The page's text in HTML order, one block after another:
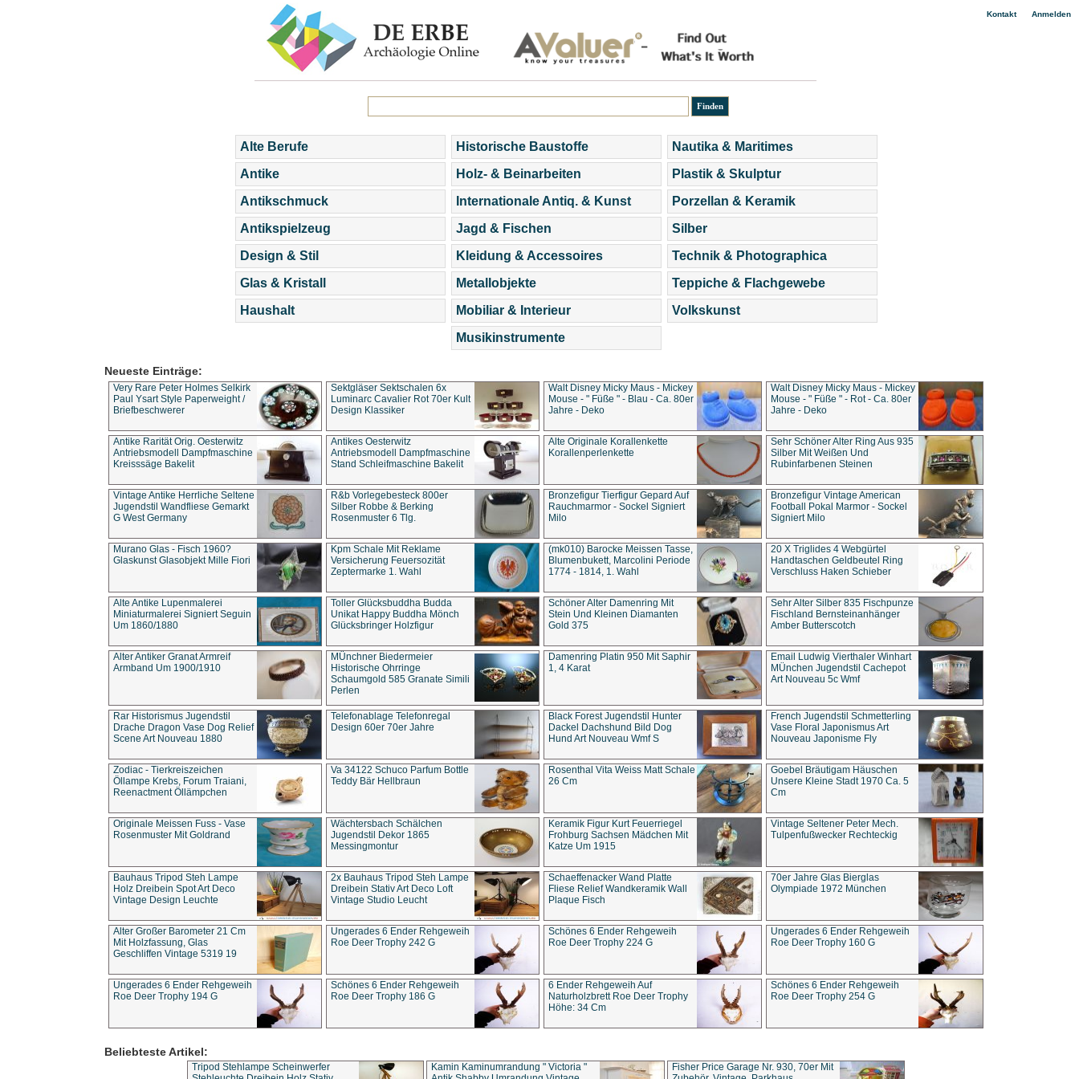
Kontakt| Anmelden
Alte Berufe
Antike
Antikschmuck
Antikspielzeug
Design & Stil
Glas & Kristall
Haushalt
Historische Baustoffe
Holz- & Beinarbeiten
Internationale Antiq. & Kunst
Jagd & Fischen
Kleidung & Accessoires
Metallobjekte
Mobiliar & Interieur
Musikinstrumente
Nautika & Maritimes
Plastik & Skulptur
Porzellan & Keramik
Silber
Technik & Photographica
Teppiche & Flachgewebe
Volkskunst
Neueste Einträge:
Very Rare Peter Holmes Selkirk
Paul Ysart Style Paperweight /
Briefbeschwerer
Sektgläser Sektschalen 6x
Luminarc Cavalier Rot 70er Kult
Design Klassiker
Walt Disney Micky Maus - Mickey
Mouse - " Füße " - Blau - Ca. 80er
Jahre - Deko
Walt Disney Micky Maus - Mickey
Mouse - " Füße " - Rot - Ca. 80er
Jahre - Deko
Antike Rarität Orig. Oesterwitz
Antriebsmodell Dampfmaschine
Kreisssäge Bakelit
Antikes Oesterwitz
Antriebsmodell Dampfmaschine
Stand Schleifmaschine Bakelit
Alte Originale Korallenkette
Korallenperlenkette
Sehr Schöner Alter Ring Aus 935
Silber Mit Weißen Und
Rubinfarbenen Steinen
Vintage Antike Herrliche Seltene
Jugendstil Wandfliese Gemarkt
G West Germany
R&b Vorlegebesteck 800er
Silber Robbe & Berking
Rosenmuster 6 Tlg.
Bronzefigur Tierfigur Gepard Auf
Rauchmarmor - Sockel Signiert
Milo
Bronzefigur Vintage American
Football Pokal Marmor - Sockel
Signiert Milo
Murano Glas - Fisch 1960?
Glaskunst Glasobjekt Mille Fiori
Kpm Schale Mit Reklame
Versicherung Feuersozität
Zeptermarke 1. Wahl
(mk010) Barocke Meissen Tasse,
Blumenbukett, Marcolini Periode
1774 - 1814, 1. Wahl
20 X Triglides 4 Webgürtel
Handtaschen Geldbeutel Ring
Verschluss Haken Schieber
Alte Antike Lupenmalerei
Miniaturmalerei Signiert Seguin
Um 1860/1880
Toller Glücksbuddha Budda
Unikat Happy Buddha Mönch
Glücksbringer Holzfigur
Schöner Alter Damenring Mit
Stein Und Kleinen Diamanten
Gold 375
Sehr Alter Silber 835 Fischpunze
Fischland Bernsteinanhänger
Amber Butterscotch
Alter Antiker Granat Armreif
Armband Um 1900/1910
MÜnchner Biedermeier
Historische Ohrringe
Schaumgold 585 Granate Simili
Perlen
Damenring Platin 950 Mit Saphir
1, 4 Karat
Email Ludwig Vierthaler Winhart
MÜnchen Jugendstil Cachepot
Art Nouveau 5c Wmf
Rar Historismus Jugendstil
Drache Dragon Vase Dog Relief
Scene Art Nouveau 1880
Telefonablage Telefonregal
Design 60er 70er Jahre
Black Forest Jugendstil Hunter
Dackel Dachshund Bild Dog
Hund Art Nouveau Wmf S
French Jugendstil Schmetterling
Vase Floral Japonismus Art
Nouveau Japonisme Fly
Zodiac - Tierkreiszeichen
Öllampe Krebs, Forum Traiani,
Reenactment Öllämpchen
Va 34122 Schuco Parfum Bottle
Teddy Bär Hellbraun
Rosenthal Vita Weiss Matt Schale
26 Cm
Goebel Bräutigam Häuschen
Unsere Kleine Stadt 1970 Ca. 5
Cm
Originale Meissen Fuss - Vase
Rosenmuster Mit Goldrand
Wächtersbach Schälchen
Jugendstil Dekor 1865
Messingmontur
Keramik Figur Kurt Feuerriegel
Frohburg Sachsen Mädchen Mit
Katze Um 1915
Vintage Seltener Peter Mech.
Tulpenfußwecker Rechteckig
Bauhaus Tripod Steh Lampe
Holz Dreibein Spot Art Deco
Vintage Design Leuchte
2x Bauhaus Tripod Steh Lampe
Dreibein Stativ Art Deco Loft
Vintage Studio Leucht
Schaeffenacker Wand Platte
Fliese Relief Wandkeramik Wall
Plaque Fisch
70er Jahre Glas Bierglas
Olympiade 1972 München
Alter Großer Barometer 21 Cm
Mit Holzfassung, Glas
Geschliffen Vintage 5319 19
Ungerades 6 Ender Rehgeweih
Roe Deer Trophy 242 G
Schönes 6 Ender Rehgeweih
Roe Deer Trophy 224 G
Ungerades 6 Ender Rehgeweih
Roe Deer Trophy 160 G
Ungerades 6 Ender Rehgeweih
Roe Deer Trophy 194 G
Schönes 6 Ender Rehgeweih
Roe Deer Trophy 186 G
6 Ender Rehgeweih Auf
Naturholzbrett Roe Deer Trophy
Höhe: 34 Cm
Schönes 6 Ender Rehgeweih
Roe Deer Trophy 254 G
Beliebteste Artikel:
Tripod Stehlampe Scheinwerfer
Kamin Kaminumrandung " Victoria "
Fisher Price Garage Nr. 930, 70er Mit